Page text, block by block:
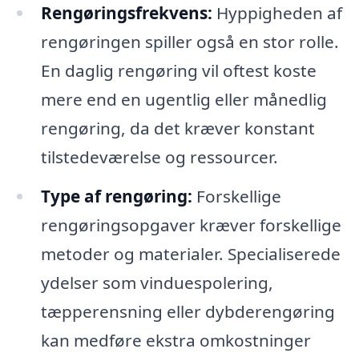
Rengøringsfrekvens: Hyppigheden af
rengøringen spiller også en stor rolle.
En daglig rengøring vil oftest koste
mere end en ugentlig eller månedlig
rengøring, da det kræver konstant
tilstedeværelse og ressourcer.
Type af rengøring: Forskellige
rengøringsopgaver kræver forskellige
metoder og materialer. Specialiserede
ydelser som vinduespolering,
tæpperensning eller dybderengøring
kan medføre ekstra omkostninger